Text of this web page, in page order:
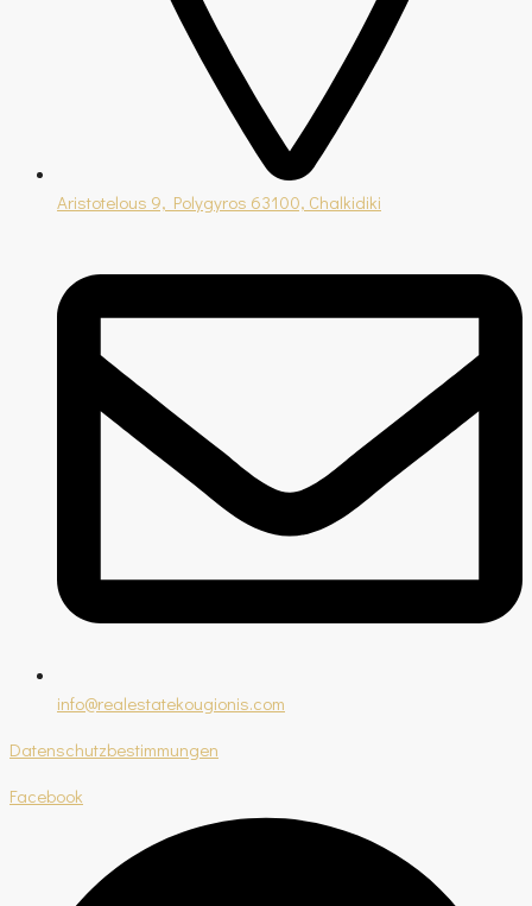
Aristotelous 9, Polygyros 63100, Chalkidiki
info@realestatekougionis.com
Datenschutzbestimmungen
Facebook